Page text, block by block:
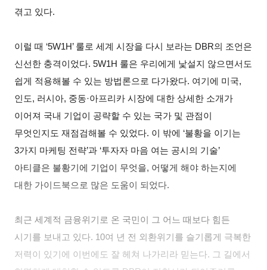
겪고 있다.
이럴 때 ‘5W1H’ 룰로 세계 시장을 다시 보라는 DBR의 조언은
신선한 충격이었다. 5W1H 룰은 우리에게 낯설지 않으면서도
쉽게 적용해볼 수 있는 방법론으로 다가왔다. 여기에 미국,
인도, 러시아, 중동·아프리카 시장에 대한 상세한 소개가
이어져 국내 기업이 공략할 수 있는 국가 및 관점이
무엇인지도 재점검해볼 수 있었다. 이 밖에 ‘불황을 이기는
3가지 마케팅 전략’과 ‘투자자 마음 여는 공시의 기술’
아티클은 불황기에 기업이 무엇을, 어떻게 해야 하는지에
대한 가이드북으로 많은 도움이 되었다.
최근 세계적 금융위기로 온 국민이 그 어느 때보다 힘든
시기를 보내고 있다. 10여 년 전 외환위기를 슬기롭게 극복한
저력이 있기에 이번에도 잘 헤쳐 나가리라 믿는다. 그 길에서